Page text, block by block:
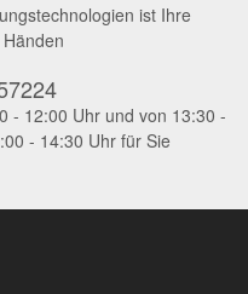
ist Ihre
- 12:00 Uhr und von 13:30 -
- 14:30 Uhr für Sie